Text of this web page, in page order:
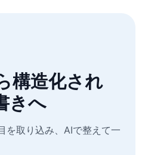
構造化され
きへ
を取り込み、AIで整えて一